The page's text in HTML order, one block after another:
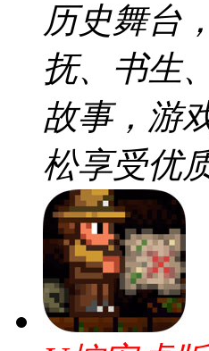
历史舞台
抚、书生
故事，游
松享受优